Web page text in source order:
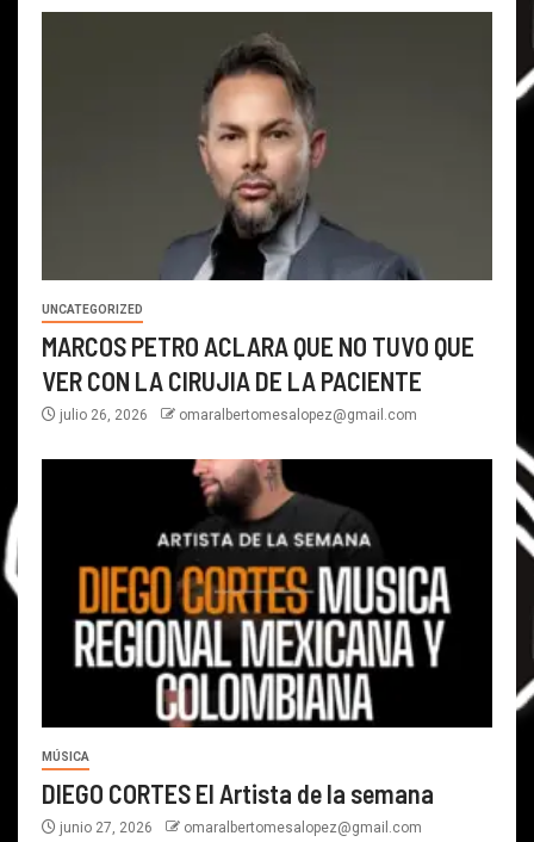
UNCATEGORIZED
MARCOS PETRO ACLARA QUE NO TUVO QUE
VER CON LA CIRUJIA DE LA PACIENTE
julio 26, 2026 omaralbertomesalopez@gmail.com
MÚSICA
DIEGO CORTES El Artista de la semana
junio 27, 2026 omaralbertomesalopez@gmail.com